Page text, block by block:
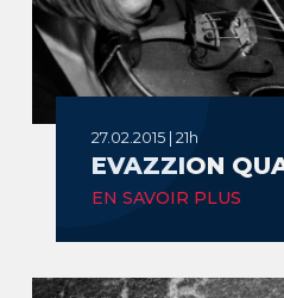
27.02.2015 | 21h
EVAZZION
EN SAVOIR PLUS